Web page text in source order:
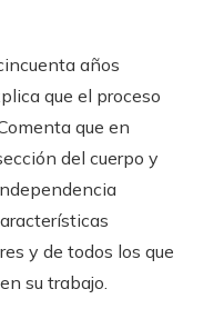
años
que el proceso
que en
del cuerpo y
y de todos los que
su trabajo.